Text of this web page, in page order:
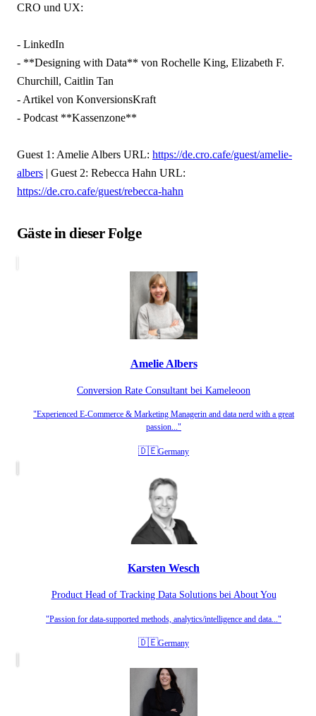
CRO und UX:
- LinkedIn
- **Designing with Data** von Rochelle King, Elizabeth F.
Churchill, Caitlin Tan
- Artikel von KonversionsKraft
- Podcast **Kassenzone**
Guest 1: Amelie Albers URL: https://de.cro.cafe/guest/amelie-
albers | Guest 2: Rebecca Hahn URL:
https://de.cro.cafe/guest/rebecca-hahn
Gäste in dieser Folge
Amelie Albers
Conversion Rate Consultant bei Kameleoon
"Experienced E-Commerce & Marketing Managerin and data nerd with a great
passion..."
🇩🇪Germany
Karsten Wesch
Product Head of Tracking Data Solutions bei About You
"Passion for data-supported methods, analytics/intelligence and data..."
🇩🇪Germany